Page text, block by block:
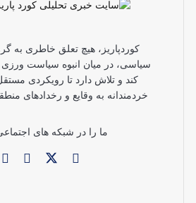
کوردپاریز، هیچ تعلق خاطری به
سیاسی، در میان انبوه سیاست
کند و تلاش دارد تا رویکردی
خردمندانه به وقایع و رخدادهای
ما را در شبکه های